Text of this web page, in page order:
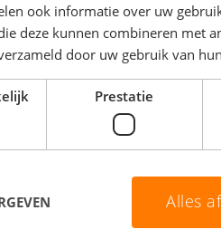
ook informatie over uw
deze kunnen combineren met
door uw gebruik van
Prestatie
Alles